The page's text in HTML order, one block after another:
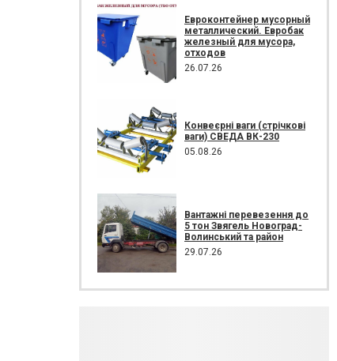
Евроконтейнер мусорный
металлический. Евробак
железный для мусора,
отходов
26.07.26
Конвеєрні ваги (стрічкові
ваги) СВЕДА ВК-230
05.08.26
Вантажні перевезення до
5 тон Звягель Новоград-
Волинський та район
29.07.26